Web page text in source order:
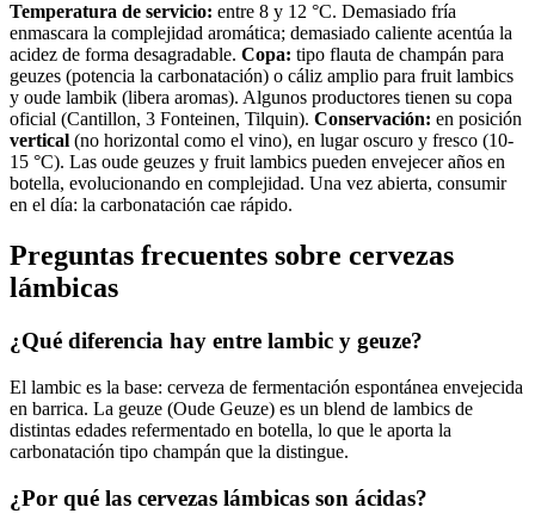
Temperatura de servicio: entre 8 y 12 °C. Demasiado fría
enmascara la complejidad aromática; demasiado caliente acentúa la
acidez de forma desagradable. Copa: tipo flauta de champán para
geuzes (potencia la carbonatación) o cáliz amplio para fruit lambics
y oude lambik (libera aromas). Algunos productores tienen su copa
oficial (Cantillon, 3 Fonteinen, Tilquin). Conservación: en posición
vertical (no horizontal como el vino), en lugar oscuro y fresco (10-
15 °C). Las oude geuzes y fruit lambics pueden envejecer años en
botella, evolucionando en complejidad. Una vez abierta, consumir
en el día: la carbonatación cae rápido.
Preguntas frecuentes sobre cervezas
lámbicas
¿Qué diferencia hay entre lambic y geuze?
El lambic es la base: cerveza de fermentación espontánea envejecida
en barrica. La geuze (Oude Geuze) es un blend de lambics de
distintas edades refermentado en botella, lo que le aporta la
carbonatación tipo champán que la distingue.
¿Por qué las cervezas lámbicas son ácidas?